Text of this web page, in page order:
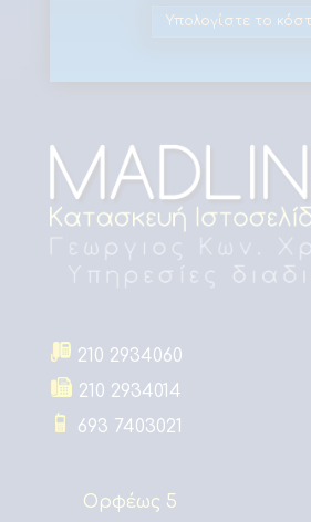
Υπολογίστε το
210 2934060
210 2934014
693 7403021
Ορφέως 5